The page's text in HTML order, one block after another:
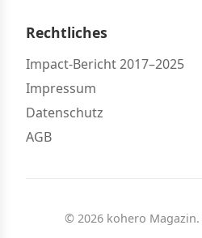
Rechtliches
Impact-Bericht 2017–2025
Impressum
Datenschutz
AGB
© 2026 kohero